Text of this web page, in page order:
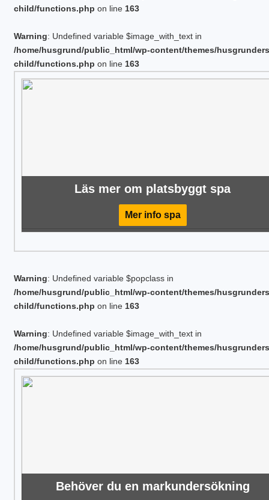
child/functions.php on line 163
Warning: Undefined variable $image_with_text in
/home/husgrund/public_html/wp-content/themes/
child/functions.php on line 163
Läs mer om platsbyggt spa
Mer info spa
Warning: Undefined variable $popclass in
/home/husgrund/public_html/wp-content/themes/
child/functions.php on line 163
Warning: Undefined variable $image_with_text in
/home/husgrund/public_html/wp-content/themes/
child/functions.php on line 163
Behöver du en markundersökning